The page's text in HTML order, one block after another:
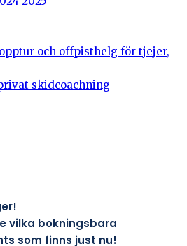
och offpisthelg för tjejer,
skidcoachning
vilka bokningsbara
som finns just nu!